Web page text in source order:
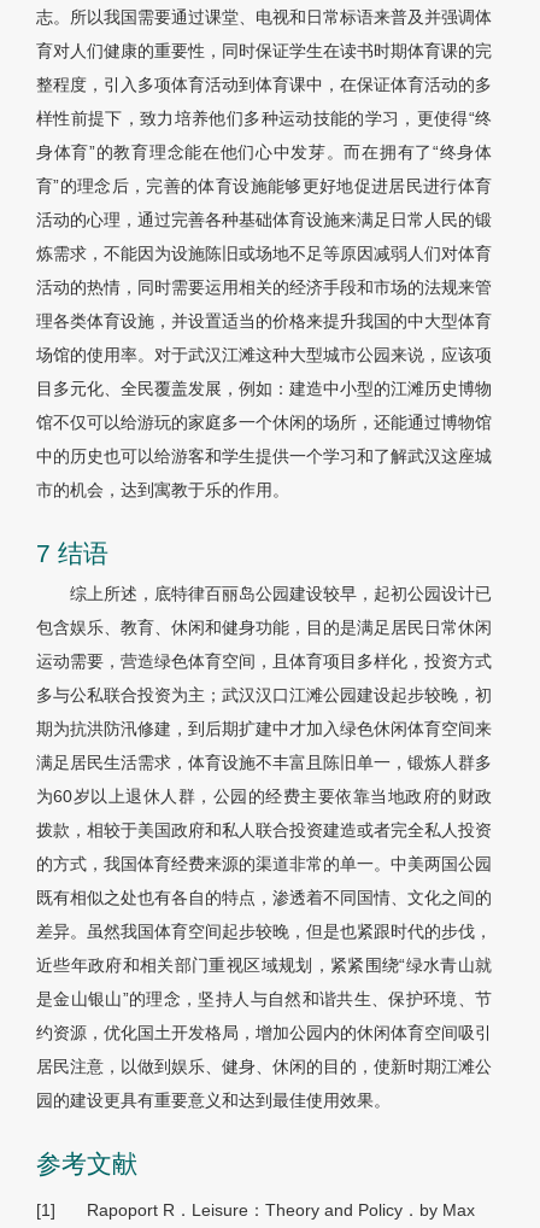
志。所以我国需要通过课堂、电视和日常标语来普及并强调体
育对人们健康的重要性，同时保证学生在读书时期体育课的完
整程度，引入多项体育活动到体育课中，在保证体育活动的多
样性前提下，致力培养他们多种运动技能的学习，更使得“终
身体育”的教育理念能在他们心中发芽。而在拥有了“终身体
育”的理念后，完善的体育设施能够更好地促进居民进行体育
活动的心理，通过完善各种基础体育设施来满足日常人民的锻
炼需求，不能因为设施陈旧或场地不足等原因减弱人们对体育
活动的热情，同时需要运用相关的经济手段和市场的法规来管
理各类体育设施，并设置适当的价格来提升我国的中大型体育
场馆的使用率。对于武汉江滩这种大型城市公园来说，应该项
目多元化、全民覆盖发展，例如：建造中小型的江滩历史博物
馆不仅可以给游玩的家庭多一个休闲的场所，还能通过博物馆
中的历史也可以给游客和学生提供一个学习和了解武汉这座城
市的机会，达到寓教于乐的作用。
7 结语
综上所述，底特律百丽岛公园建设较早，起初公园设计已
包含娱乐、教育、休闲和健身功能，目的是满足居民日常休闲
运动需要，营造绿色体育空间，且体育项目多样化，投资方式
多与公私联合投资为主；武汉汉口江滩公园建设起步较晚，初
期为抗洪防汛修建，到后期扩建中才加入绿色休闲体育空间来
满足居民生活需求，体育设施不丰富且陈旧单一，锻炼人群多
为60岁以上退休人群，公园的经费主要依靠当地政府的财政
拨款，相较于美国政府和私人联合投资建造或者完全私人投资
的方式，我国体育经费来源的渠道非常的单一。中美两国公园
既有相似之处也有各自的特点，渗透着不同国情、文化之间的
差异。虽然我国体育空间起步较晚，但是也紧跟时代的步伐，
近些年政府和相关部门重视区域规划，紧紧围绕“绿水青山就
是金山银山”的理念，坚持人与自然和谐共生、保护环境、节
约资源，优化国土开发格局，增加公园内的休闲体育空间吸引
居民注意，以做到娱乐、健身、休闲的目的，使新时期江滩公
园的建设更具有重要意义和达到最佳使用效果。
参考文献
[1]
Rapoport R．Leisure：Theory and Policy．by Max